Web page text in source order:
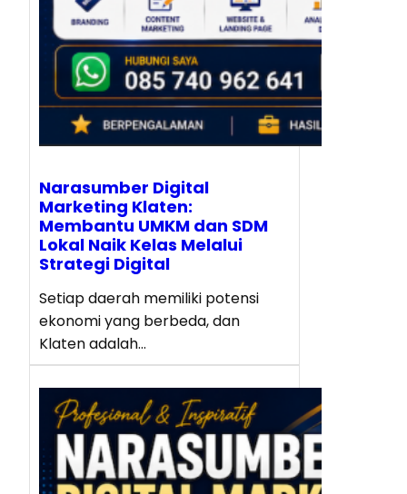
Narasumber Digital
Marketing Klaten:
Membantu UMKM dan SDM
Lokal Naik Kelas Melalui
Strategi Digital
Setiap daerah memiliki potensi
ekonomi yang berbeda, dan
Klaten adalah…